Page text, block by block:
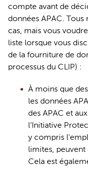
compte avant de
données APAC. Tous
cas, mais vous
liste lorsque vous
de la fourniture de
processus du CLIP) :
À moins que
les données
des APAC et
l’Initiative
y compris
limites,
Cela est